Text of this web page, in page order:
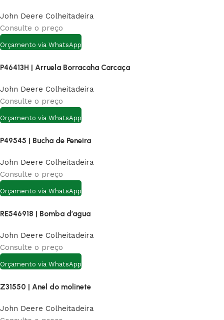
John Deere Colheitadeira
Consulte o preço
Orçamento via WhatsApp
P46413H | Arruela Borracaha Carcaça
John Deere Colheitadeira
Consulte o preço
Orçamento via WhatsApp
P49545 | Bucha de Peneira
John Deere Colheitadeira
Consulte o preço
Orçamento via WhatsApp
RE546918 | Bomba d’agua
John Deere Colheitadeira
Consulte o preço
Orçamento via WhatsApp
Z31550 | Anel do molinete
John Deere Colheitadeira